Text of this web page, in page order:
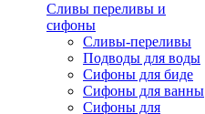
Сливы переливы и
сифоны
Сливы-переливы
Подводы для воды
Сифоны для биде
Сифоны для ванны
Сифоны для